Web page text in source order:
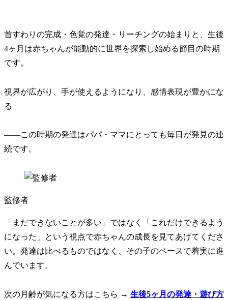
首すわりの完成・色覚の発達・リーチングの始まりと、生後
4ヶ月は赤ちゃんが能動的に世界を探索し始める節目の時期
です。
視界が広がり、手が使えるようになり、感情表現が豊かにな
る
——この時期の発達はパパ・ママにとっても毎日が発見の連
続です。
監修者
「まだできないことが多い」ではなく「これだけできるよう
になった」という視点で赤ちゃんの成長を見てあげてくださ
い。発達は比べるものではなく、その子のペースで着実に進
んでいます。
次の月齢が気になる方はこちら → 生後5ヶ月の発達・遊び方